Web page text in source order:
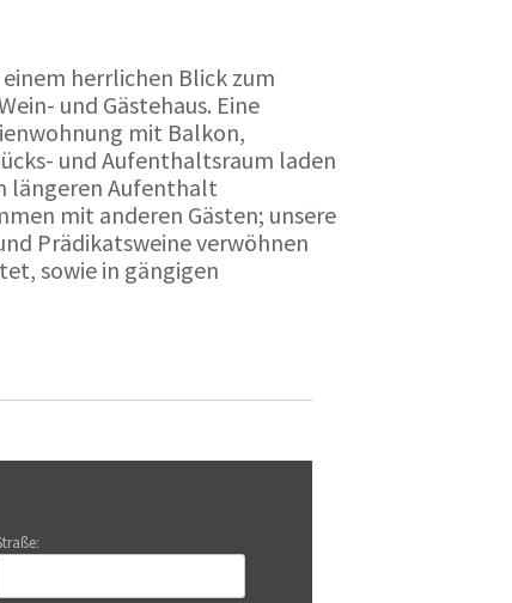
herrlichen Blick zum
und Gästehaus. Eine
mit Balkon,
und Aufenthaltsraum laden
längeren Aufenthalt
mit anderen Gästen; unsere
Prädikatsweine verwöhnen
sowie in gängigen